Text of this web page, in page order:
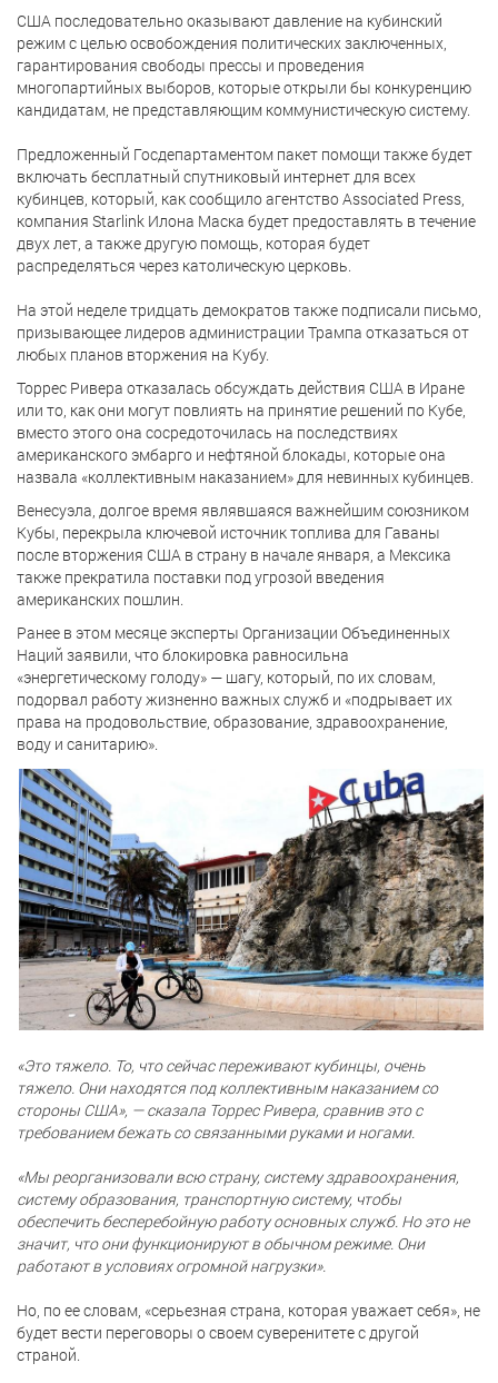
США последовательно оказывают давление на кубинский
режим с целью освобождения политических заключенных,
гарантирования свободы прессы и проведения
многопартийных выборов, которые открыли бы конкуренцию
кандидатам, не представляющим коммунистическую систему.
Предложенный Госдепартаментом пакет помощи также будет
включать бесплатный спутниковый интернет для всех
кубинцев, который, как сообщило агентство Associated Press,
компания Starlink Илона Маска будет предоставлять в течение
двух лет, а также другую помощь, которая будет
распределяться через католическую церковь.
На этой неделе тридцать демократов также подписали письмо,
призывающее лидеров администрации Трампа отказаться от
любых планов вторжения на Кубу.
Торрес Ривера отказалась обсуждать действия США в Иране
или то, как они могут повлиять на принятие решений по Кубе,
вместо этого она сосредоточилась на последствиях
американского эмбарго и нефтяной блокады, которые она
назвала «коллективным наказанием» для невинных кубинцев.
Венесуэла, долгое время являвшаяся важнейшим союзником
Кубы, перекрыла ключевой источник топлива для Гаваны
после вторжения США в страну в начале января, а Мексика
также прекратила поставки под угрозой введения
американских пошлин.
Ранее в этом месяце эксперты Организации Объединенных
Наций заявили, что блокировка равносильна
«энергетическому голоду» — шагу, который, по их словам,
подорвал работу жизненно важных служб и «подрывает их
права на продовольствие, образование, здравоохранение,
воду и санитарию».
«Это тяжело. То, что сейчас переживают кубинцы, очень
тяжело. Они находятся под коллективным наказанием со
стороны США», — сказала Торрес Ривера, сравнив это с
требованием бежать со связанными руками и ногами.
«Мы реорганизовали всю страну, систему здравоохранения,
систему образования, транспортную систему, чтобы
обеспечить бесперебойную работу основных служб. Но это не
значит, что они функционируют в обычном режиме. Они
работают в условиях огромной нагрузки».
Но, по ее словам, «серьезная страна, которая уважает себя», не
будет вести переговоры о своем суверенитете с другой
страной.